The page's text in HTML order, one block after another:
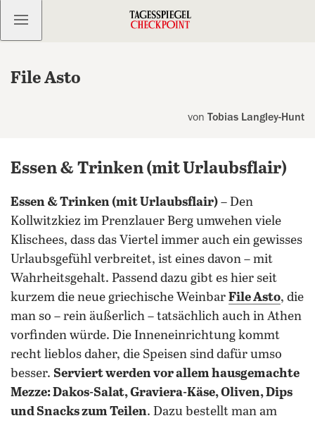
Kostenlos anmelden
File Asto
von Tobias Langley-Hunt
Essen & Trinken (mit Urlaubsflair)
Essen & Trinken (mit Urlaubsflair) – Den
Kollwitzkiez im Prenzlauer Berg umwehen viele
Klischees, dass das Viertel immer auch ein gewisses
Urlaubsgefühl verbreitet, ist eines davon – mit
Wahrheitsgehalt. Passend dazu gibt es hier seit
kurzem die neue griechische Weinbar File Asto, die
man so – rein äußerlich – tatsächlich auch in Athen
vorfinden würde. Die Inneneinrichtung kommt
recht lieblos daher, die Speisen sind dafür umso
besser. Serviert werden vor allem hausgemachte
Mezze: Dakos-Salat, Graviera-Käse, Oliven, Dips
und Snacks zum Teilen. Dazu bestellt man am